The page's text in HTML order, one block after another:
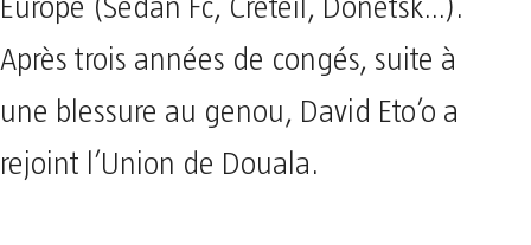
Europe (Sedan Fc, Créteil, Donetsk…).
Après trois années de congés, suite à
une blessure au genou, David Eto’o a
rejoint l’Union de Douala.